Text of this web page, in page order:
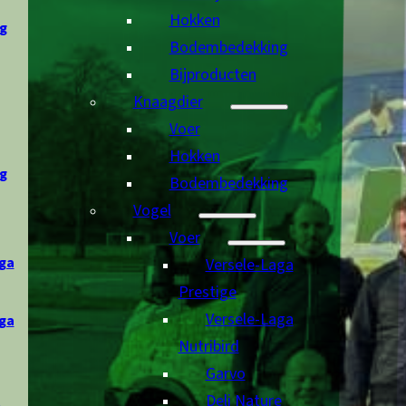
Hokken
Bodembedekking
Bijproducten
Knaagdier
Voer
Hokken
Bodembedekking
Vogel
Voer
Versele-Laga
Prestige
Versele-Laga
Nutribird
Garvo
Deli Nature